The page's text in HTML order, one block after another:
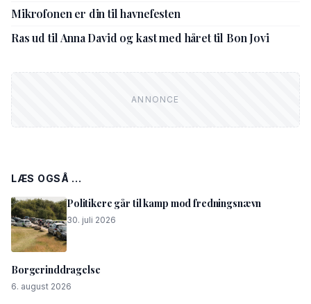
Mikrofonen er din til havnefesten
Ras ud til Anna David og kast med håret til Bon Jovi
LÆS OGSÅ ...
Politikere går til kamp mod fredningsnævn
30. juli 2026
Borgerinddragelse
6. august 2026